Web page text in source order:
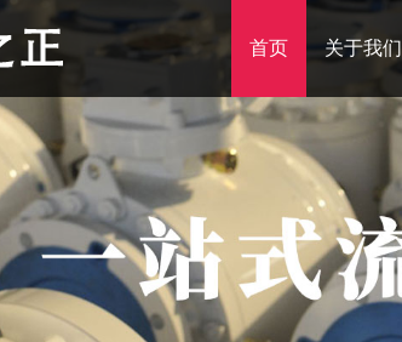
首页 关于我们